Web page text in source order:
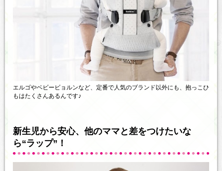
エルゴやベビービョルンなど、定番で人気のブランド以外にも、抱っこひ
もはたくさんあるんです♪
新生児から安心、他のママと差をつけたいな
ら“ラップ”！